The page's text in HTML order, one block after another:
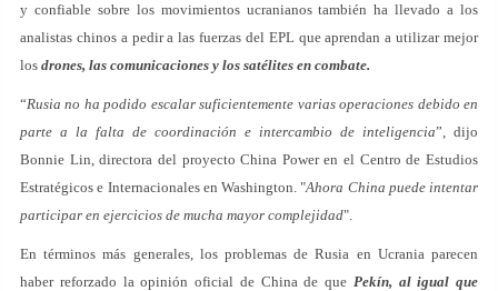
y confiable sobre los movimientos ucranianos también ha llevado a los
analistas chinos a pedir a las fuerzas del EPL que aprendan a utilizar mejor
los drones, las comunicaciones y los satélites en combate.
“Rusia no ha podido escalar suficientemente varias operaciones debido en
parte a la falta de coordinación e intercambio de inteligencia”, dijo
Bonnie Lin, directora del proyecto China Power en el Centro de Estudios
Estratégicos e Internacionales en Washington. "Ahora China puede intentar
participar en ejercicios de mucha mayor complejidad".
En términos más generales, los problemas de Rusia en Ucrania parecen
haber reforzado la opinión oficial de China de que Pekín, al igual que